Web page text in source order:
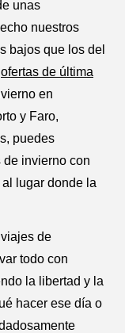
unas
nuestros
bajos que los del
ofertas de última
en
y Faro,
puedes
invierno con
lugar donde la
de
todo con
la libertad y la
hacer ese día o